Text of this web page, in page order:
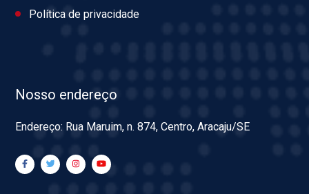
Política de privacidade
Nosso endereço
Endereço: Rua Maruim, n. 874, Centro, Aracaju/SE